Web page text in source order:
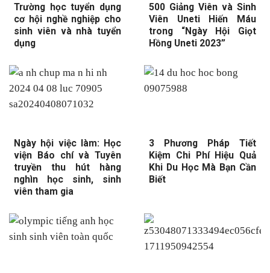
Trường học tuyển dụng
cơ hội nghề nghiệp cho
sinh viên và nhà tuyển
dụng
500 Giảng Viên và Sinh
Viên Uneti Hiến Máu
trong “Ngày Hội Giọt
Hồng Uneti 2023”
Ngày hội việc làm: Học
viện Báo chí và Tuyên
truyền thu hút hàng
nghìn học sinh, sinh
viên tham gia
3 Phương Pháp Tiết
Kiệm Chi Phí Hiệu Quả
Khi Du Học Mà Bạn Cần
Biết